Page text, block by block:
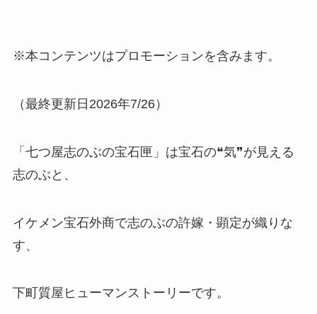
※本コンテンツはプロモーションを含みます。
（最終更新日2026年7/26）
「七つ屋志のぶの宝石匣」は宝石の❝気❞が見える
志のぶと、
イケメン宝石外商で志のぶの許嫁・顕定が織りな
す、
下町質屋ヒューマンストーリーです。